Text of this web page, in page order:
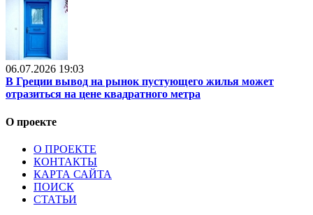
06.07.2026 19:03
В Греции вывод на рынок пустующего жилья может
отразиться на цене квадратного метра
О проекте
О ПРОЕКТЕ
КОНТАКТЫ
КАРТА САЙТА
ПОИСК
СТАТЬИ